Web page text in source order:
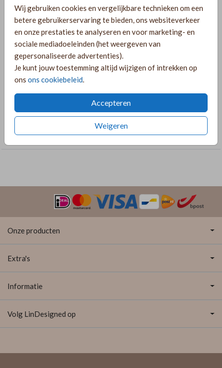
Wij gebruiken cookies en vergelijkbare technieken om een
betere gebruikerservaring te bieden, ons websiteverkeer
en onze prestaties te analyseren en voor marketing- en
sociale mediadoeleinden (het weergeven van
gepersonaliseerde advertenties).
Je kunt jouw toestemming altijd wijzigen of intrekken op
ons ons cookiebeleid.
Accepteren
Weigeren
PRODUCTINFORMATIE
OMSCHRIJVING
Prachtige en chique trouwkaart met een golvenvorm en
bijpassende tekst. Je kunt deze kaart helemaal naar wens
aanpassen in de online editor!
COLLECTIE
Rechthoekige labelkaarten
Onze producten
Extra's
Informatie
Volg LinDesigned op